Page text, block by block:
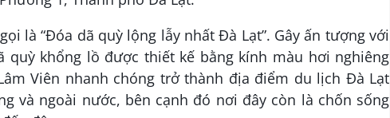
là “Đóa dã quỳ lộng lẫy nhất Đà Lạt”. Gây ấn tượng với
khổng lồ được thiết kế bằng kính màu hơi nghiêng
Viên nhanh chóng trở thành địa điểm du lịch Đà Lạt
và ngoài nước, bên cạnh đó nơi đây còn là chốn sống